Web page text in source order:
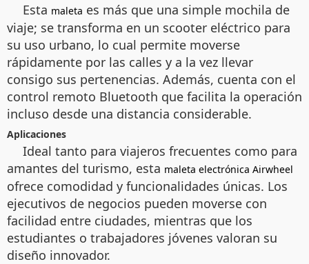
Esta maleta es más que una simple mochila de
viaje; se transforma en un scooter eléctrico para
su uso urbano, lo cual permite moverse
rápidamente por las calles y a la vez llevar
consigo sus pertenencias. Además, cuenta con el
control remoto Bluetooth que facilita la operación
incluso desde una distancia considerable.
Aplicaciones
Ideal tanto para viajeros frecuentes como para
amantes del turismo, esta maleta electrónica Airwheel
ofrece comodidad y funcionalidades únicas. Los
ejecutivos de negocios pueden moverse con
facilidad entre ciudades, mientras que los
estudiantes o trabajadores jóvenes valoran su
diseño innovador.